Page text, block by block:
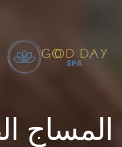
المساج